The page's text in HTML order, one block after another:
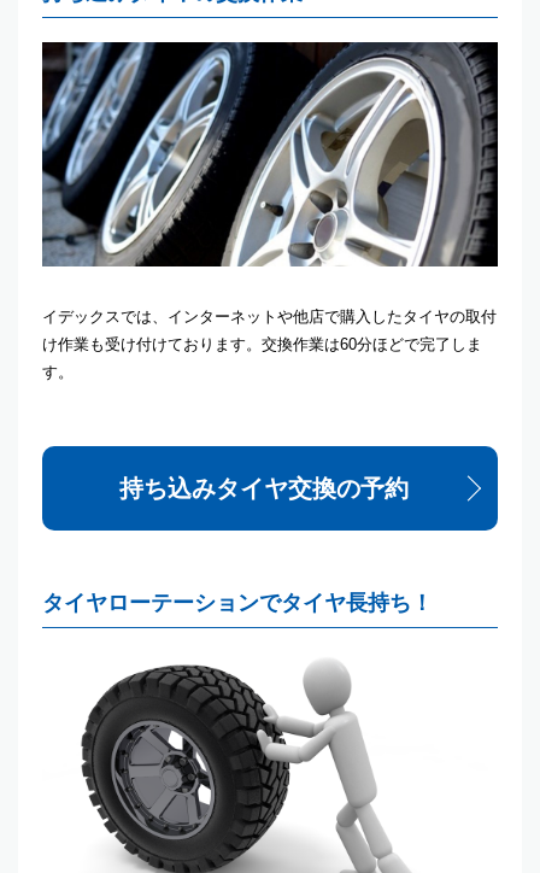
イデックスでは、インターネットや他店で購入したタイヤの取付
け作業も受け付けております。交換作業は60分ほどで完了しま
す。
持ち込みタイヤ交換の予約
タイヤローテーションでタイヤ長持ち！